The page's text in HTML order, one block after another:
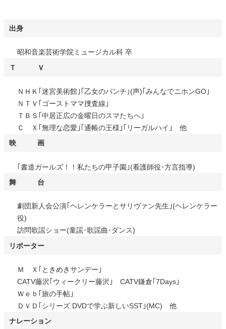
出身
昭和音楽芸術学院ミュージカル科 卒
Ｔ Ｖ
ＮＨＫ｢迷宮美術館｣｢乙女のパンチ｣(声)｢みんなでニホンGO｣
ＮＴＶ｢ゴーストママ捜査線｣
ＴＢＳ｢中居正広の金曜日のスマたちへ｣
Ｃ Ｘ｢無理な恋愛｣｢通帳の王様｣｢リーガルハイ｣ 他
映 画
｢書道ガールズ！！私たちの甲子園｣(看護師役･方言指導)
舞 台
劇団新人会公演｢ヘレンケラーとサリヴァン先生｣(ヘレンケラー
役)
訪問歌謡ショー(童謡･歌謡曲･ダンス)
リポーター
Ｍ Ｘ｢ときめきサンデー｣
CATV藤沢｢ウィークリー藤沢｣ CATV鎌倉｢7Days｣
Ｗｅｂ｢旅の手帖｣
ＤＶＤ｢シリーズ DVDで学ぶ新しいSST｣(MC) 他
ナレーション